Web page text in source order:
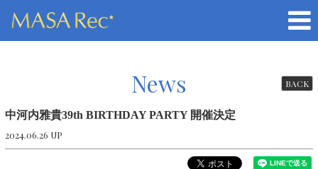
News BACK
中河内雅貴39th BIRTHDAY PARTY 開催決定
2024.06.26 UP